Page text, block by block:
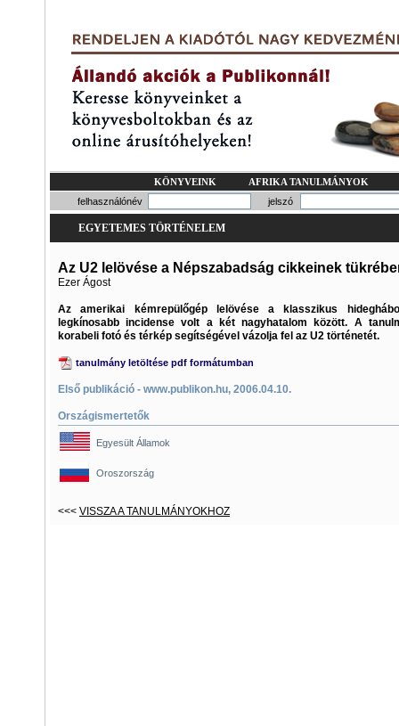
KÖNYVEINK
AFRIKA TANULMÁNYOK
felhasználónév
jelszó
EGYETEMES TÖRTÉNELEM
Az U2 lelövése a Népszabadság cikkeinek
Ezer Ágost
Az amerikai kémrepülőgép lelövése a klasszikus
legkínosabb incidense volt a két nagyhatalom között. A
korabeli fotó és térkép segítségével vázolja fel az U2 történetét.
tanulmány letöltése pdf formátumban
Első publikáció - www.publikon.hu, 2006.04.10.
Országismertetők
Egyesült Államok
Oroszország
<<< VISSZA A TANULMÁNYOKHOZ